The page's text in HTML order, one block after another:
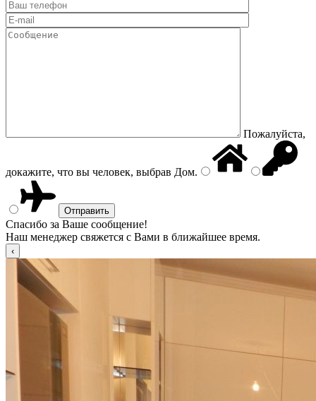
Пожалуйста,
докажите, что вы человек, выбрав Дом.
Спасибо за Ваше сообщение!
Наш менеджер свяжется с Вами в ближайшее время.